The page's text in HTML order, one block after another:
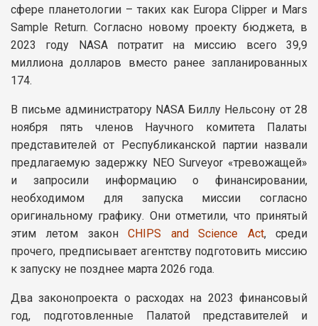
сфере планетологии – таких как Europa Clipper и Mars
Sample Return. Согласно новому проекту бюджета, в
2023 году NASA потратит на миссию всего 39,9
миллиона долларов вместо ранее запланированных
174.
В письме администратору NASA Биллу Нельсону от 28
ноября пять членов Научного комитета Палаты
представителей от Республиканской партии назвали
предлагаемую задержку NEO Surveyor «тревожащей»
и запросили информацию о финансировании,
необходимом для запуска миссии согласно
оригинальному графику. Они отметили, что принятый
этим летом законCHIPS and Science Act, среди
прочего, предписывает агентству подготовить миссию
к запуску не позднее марта 2026 года.
Два законопроекта о расходах на 2023 финансовый
год, подготовленные Палатой представителей и